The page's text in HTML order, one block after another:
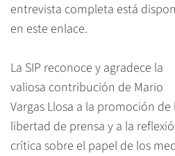
entrevista completa está
en este enlace.​
La SIP reconoce y agradece la
valiosa contribución de Mario
Vargas Llosa a la promoción de
libertad de prensa y a la
crítica sobre el papel de los